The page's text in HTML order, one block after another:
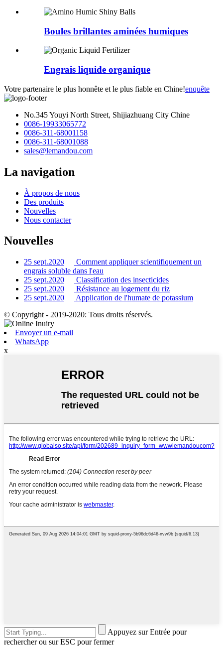
Boules brillantes aminées humiques
Engrais liquide organique
Votre partenaire le plus honnête et le plus fiable en Chine!enquête
No.345 Youyi North Street, Shijiazhuang City Chine
0086-19933065772
0086-311-68001158
0086-311-68001088
sales@lemandou.com
La navigation
À propos de nous
Des produits
Nouvelles
Nous contacter
Nouvelles
25 sept.2020
Comment appliquer scientifiquement un
engrais soluble dans l'eau
25 sept.2020
Classification des insecticides
25 sept.2020
Résistance au logement du riz
25 sept.2020
Application de l'humate de potassium
© Copyright - 2019-2020: Tous droits réservés.
Envoyer un e-mail
WhatsApp
x
Appuyez sur Entrée pour
rechercher ou sur ESC pour fermer